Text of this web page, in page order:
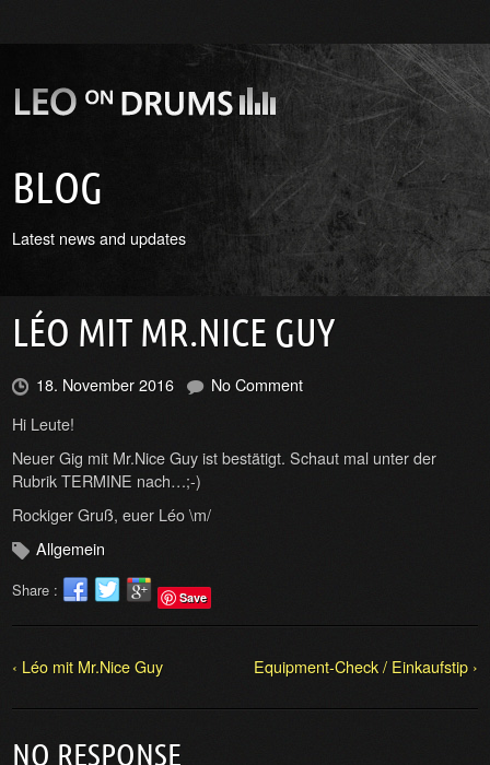
BLOG
Latest news and updates
LÉO MIT MR.NICE GUY
18. November 2016
No Comment
Hi Leute!
Neuer Gig mit Mr.Nice Guy ist bestätigt. Schaut mal unter der
Rubrik TERMINE nach…;-)
Rockiger Gruß, euer Léo \m/
Allgemein
Share : Save
‹ Léo mit Mr.Nice Guy Equipment-Check / Einkaufstip ›
NO RESPONSE